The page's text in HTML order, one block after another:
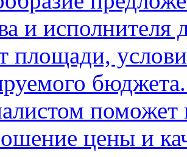
и
площади,
поможет
цены и